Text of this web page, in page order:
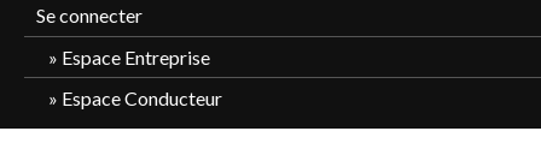
Se connecter
Espace Entreprise
Espace Conducteur